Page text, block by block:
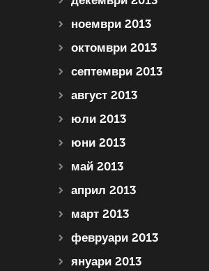
ноември 2013
октомври 2013
септември 2013
август 2013
юли 2013
юни 2013
май 2013
април 2013
март 2013
февруари 2013
януари 2013